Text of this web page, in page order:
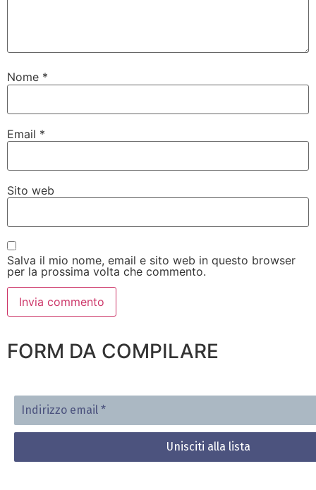
Nome *
Email *
Sito web
Salva il mio nome, email e sito web in questo browser
per la prossima volta che commento.
FORM DA COMPILARE
Indirizzo
email
*